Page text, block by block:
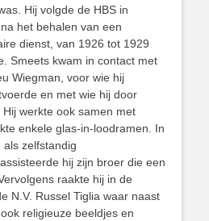
Hij volgde de HBS in
het behalen van een
dienst, van 1926 tot 1929
Smeets kwam in contact met
Wiegman, voor wie hij
en met wie hij door
werkte ook samen met
enkele glas-in-loodramen. In
als zelfstandig
hij zijn broer die een
raakte hij in de
N.V. Russel Tiglia waar naast
religieuze beeldjes en